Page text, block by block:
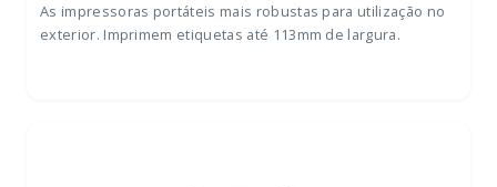
As impressoras portáteis mais robustas para utilização no
exterior. Imprimem etiquetas até 113mm de largura.